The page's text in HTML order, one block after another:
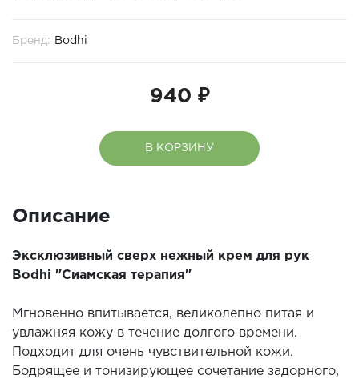
Бренд: Bodhi
940 ₽
В КОРЗИНУ
Описание
Эксклюзивный сверх нежный крем для рук
Bodhi "Сиамская терапия"
Мгновенно впитывается, великолепно питая и
увлажняя кожу в течение долгого времени.
Подходит для очень чувствительной кожи.
Бодрящее и тонизирующее сочетание задорного,